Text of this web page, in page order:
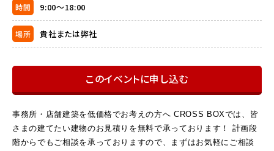
時間 9:00～18:00
場所 貴社または弊社
このイベントに申し込む
事務所・店舗建築を低価格でお考えの方へ CROSS BOXでは、皆
さまの建てたい建物のお見積りを無料で承っております！ 計画段
階からでもご相談を承っておりますので、まずはお気軽にご相談